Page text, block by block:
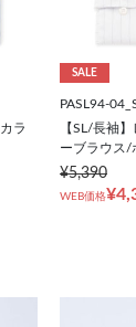
ラ
SALE
PASL94-
【SL/長袖
ーブラウス/
¥5,390
WEB価格